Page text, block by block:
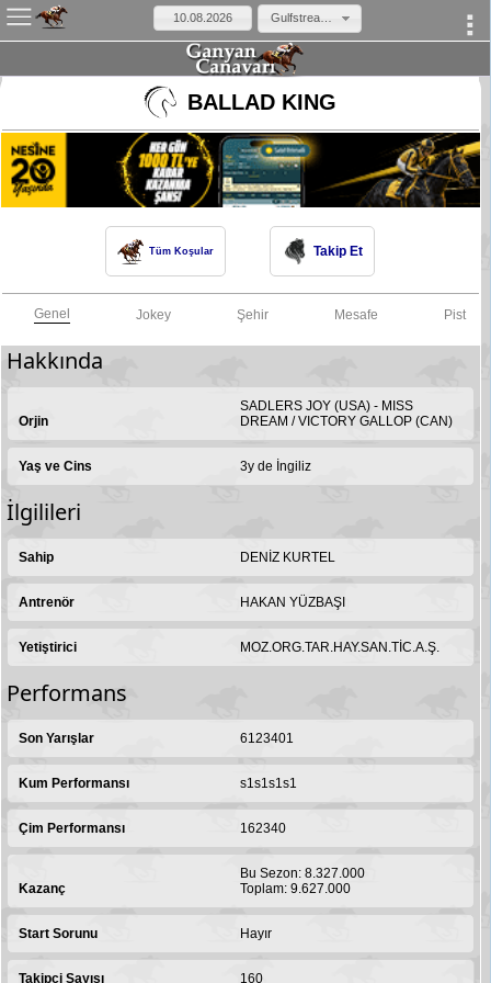
Gulfstream Park ABD
BALLAD KING
Tüm Koşular Takip Et
Genel Jokey Şehir Mesafe Pist
Hakkında
Orjin
SADLERS JOY (USA) - MISS
DREAM / VICTORY GALLOP (CAN)
Yaş ve Cins 3y de İngiliz
İlgilileri
Sahip DENİZ KURTEL
Antrenör HAKAN YÜZBAŞI
Yetiştirici MOZ.ORG.TAR.HAY.SAN.TİC.A.Ş.
Performans
Son Yarışlar 6123401
Kum Performansı s1s1s1s1
Çim Performansı 162340
Kazanç
Bu Sezon: 8.327.000
Toplam: 9.627.000
Start Sorunu Hayır
Takipçi Sayısı 160
×